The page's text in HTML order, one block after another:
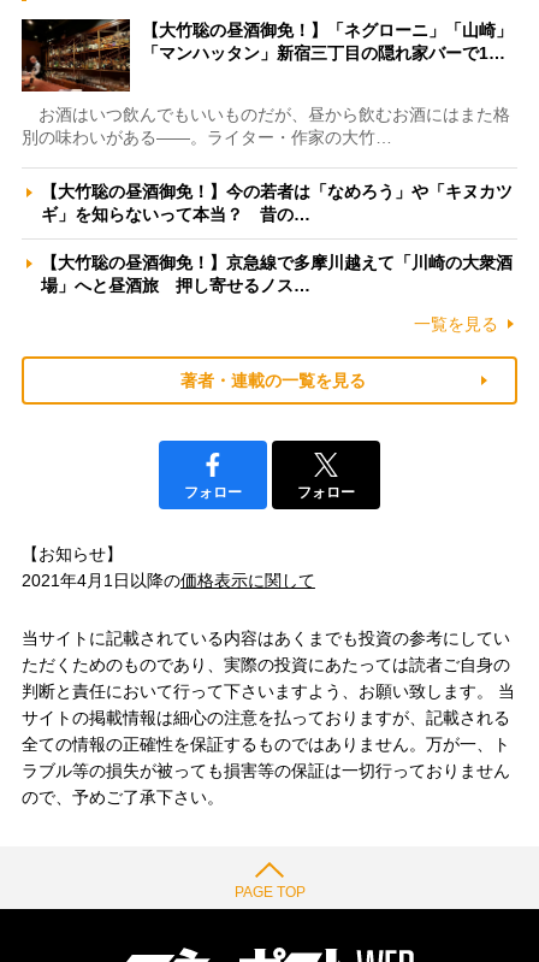
【大竹聡の昼酒御免！】「ネグローニ」「山崎」
「マンハッタン」新宿三丁目の隠れ家バーで1…
お酒はいつ飲んでもいいものだが、昼から飲むお酒にはまた格
別の味わいがある――。ライター・作家の大竹…
【大竹聡の昼酒御免！】今の若者は「なめろう」や「キヌカツ
ギ」を知らないって本当？ 昔の…
【大竹聡の昼酒御免！】京急線で多摩川越えて「川崎の大衆酒
場」へと昼酒旅 押し寄せるノス…
一覧を見る
著者・連載の一覧を見る
フォロー フォロー
【お知らせ】
2021年4月1日以降の価格表示に関して
当サイトに記載されている内容はあくまでも投資の参考にしてい
ただくためのものであり、実際の投資にあたっては読者ご自身の
判断と責任において行って下さいますよう、お願い致します。 当
サイトの掲載情報は細心の注意を払っておりますが、記載される
全ての情報の正確性を保証するものではありません。万が一、ト
ラブル等の損失が被っても損害等の保証は一切行っておりません
ので、予めご了承下さい。
PAGE TOP